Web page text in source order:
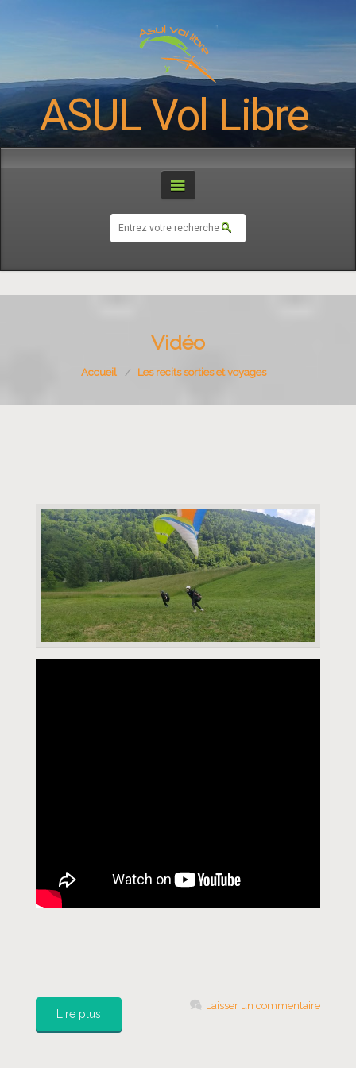
ASUL Vol Libre
Vidéo
Accueil Les recits sorties et voyages
Lire plus
Laisser un commentaire